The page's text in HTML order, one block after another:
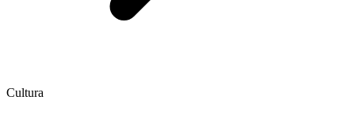
Cultura